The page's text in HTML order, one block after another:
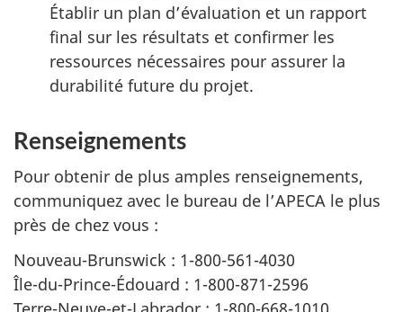
Établir un plan d’évaluation et un rapport
final sur les résultats et confirmer les
ressources nécessaires pour assurer la
durabilité future du projet.
Renseignements
Pour obtenir de plus amples renseignements,
communiquez avec le bureau de l’APECA le plus
près de chez vous :
Nouveau-Brunswick : 1-800-561-4030
Île-du-Prince-Édouard : 1-800-871-2596